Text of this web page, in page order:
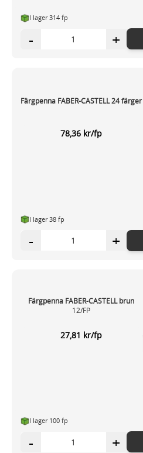
I lager 314 fp
- +
Färgpenna FABER-CASTELL 24 färger
78,36 kr/fp
I lager 38 fp
- +
Färgpenna FABER-CASTELL brun
12/FP
27,81 kr/fp
I lager 100 fp
- +